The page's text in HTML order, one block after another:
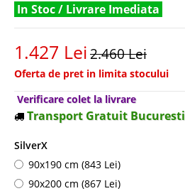
In Stoc / Livrare Imediata
1.427 Lei2.460 Lei
Oferta de pret in limita stocului
Verificare colet la livrare
Transport Gratuit Bucuresti
SilverX
90x190 cm (843 Lei)
90x200 cm (867 Lei)